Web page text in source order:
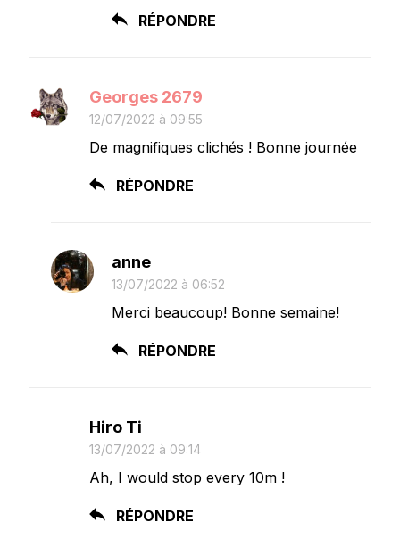
RÉPONDRE
Georges 2679
12/07/2022 à 09:55
De magnifiques clichés ! Bonne journée
RÉPONDRE
anne
13/07/2022 à 06:52
Merci beaucoup! Bonne semaine!
RÉPONDRE
Hiro Ti
13/07/2022 à 09:14
Ah, I would stop every 10m !
RÉPONDRE